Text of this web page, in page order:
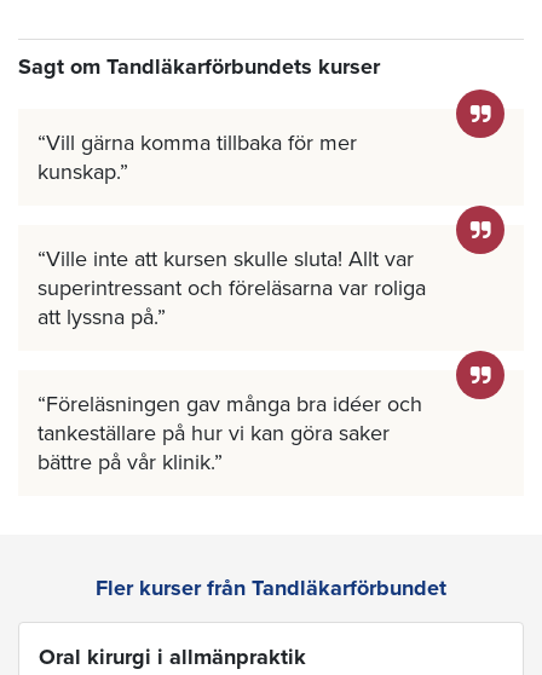
Sagt om Tandläkarförbundets kurser
Vill gärna komma tillbaka för mer
kunskap.
Ville inte att kursen skulle sluta! Allt var
superintressant och föreläsarna var roliga
att lyssna på.
Föreläsningen gav många bra idéer och
tankeställare på hur vi kan göra saker
bättre på vår klinik.
Fler kurser från Tandläkarförbundet
Oral kirurgi i allmänpraktik